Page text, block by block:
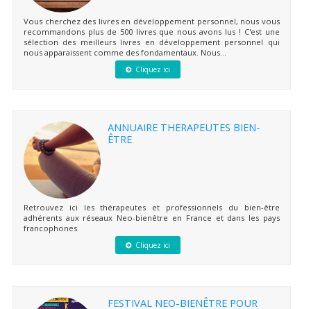
Vous cherchez des livres en développement personnel, nous vous
recommandons plus de 500 livres que nous avons lus ! C'est une
sélection des meilleurs livres en développement personnel qui
nous apparaissent comme des fondamentaux. Nous...
Cliquez ici
ANNUAIRE THERAPEUTES BIEN-
ÊTRE
Retrouvez ici les thérapeutes et professionnels du bien-être
adhérents aux réseaux Neo-bienêtre en France et dans les pays
francophones.
Cliquez ici
FESTIVAL NEO-BIENÊTRE POUR